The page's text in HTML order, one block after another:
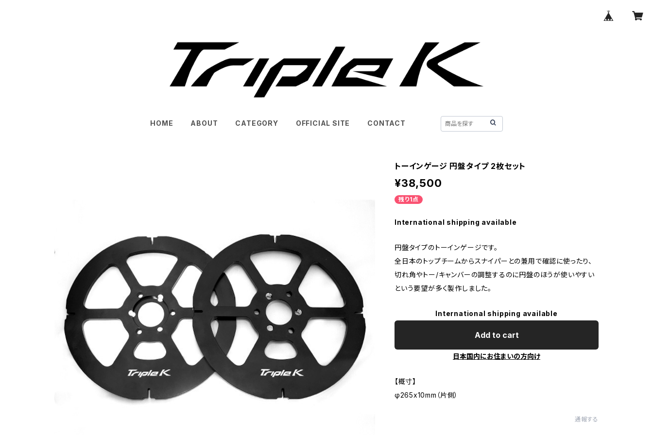
HOME ABOUT CATEGORY OFFICIAL SITE CONTACT
トーインゲージ 円盤タイプ 2枚セット
¥38,500
残り1点
International shipping available
円盤タイプのトーインゲージです。
全日本のトップチームからスナイパーとの兼用で確認に使ったり、
切れ角やトー/キャンバーの調整するのに円盤のほうが使いやすい
という要望が多く製作しました。
International shipping available
Add to cart
日本国内にお住まいの方向け
【概寸】
φ265x10mm（片側）
通報する